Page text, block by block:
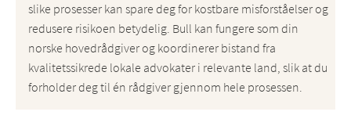
slike prosesser kan spare deg for kostbare misforståelser og
redusere risikoen betydelig. Bull kan fungere som din
norske hovedrådgiver og koordinerer bistand fra
kvalitetssikrede lokale advokater i relevante land, slik at du
forholder deg til én rådgiver gjennom hele prosessen.